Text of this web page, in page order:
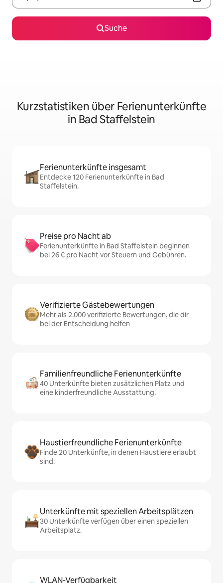
Suche
Kurzstatistiken über Ferienunterkünfte
in Bad Staffelstein
Ferienunterkünfte insgesamt
Entdecke 120 Ferienunterkünfte in Bad
Staffelstein.
Preise pro Nacht ab
Ferienunterkünfte in Bad Staffelstein beginnen
bei 26 € pro Nacht vor Steuern und Gebühren.
Verifizierte Gästebewertungen
Mehr als 2.000 verifizierte Bewertungen, die dir
bei der Entscheidung helfen
Familienfreundliche Ferienunterkünfte
40 Unterkünfte bieten zusätzlichen Platz und
eine kinderfreundliche Ausstattung.
Haustierfreundliche Ferienunterkünfte
Finde 20 Unterkünfte, in denen Haustiere erlaubt
sind.
Unterkünfte mit speziellen Arbeitsplätzen
30 Unterkünfte verfügen über einen speziellen
Arbeitsplatz.
WLAN-Verfügbarkeit